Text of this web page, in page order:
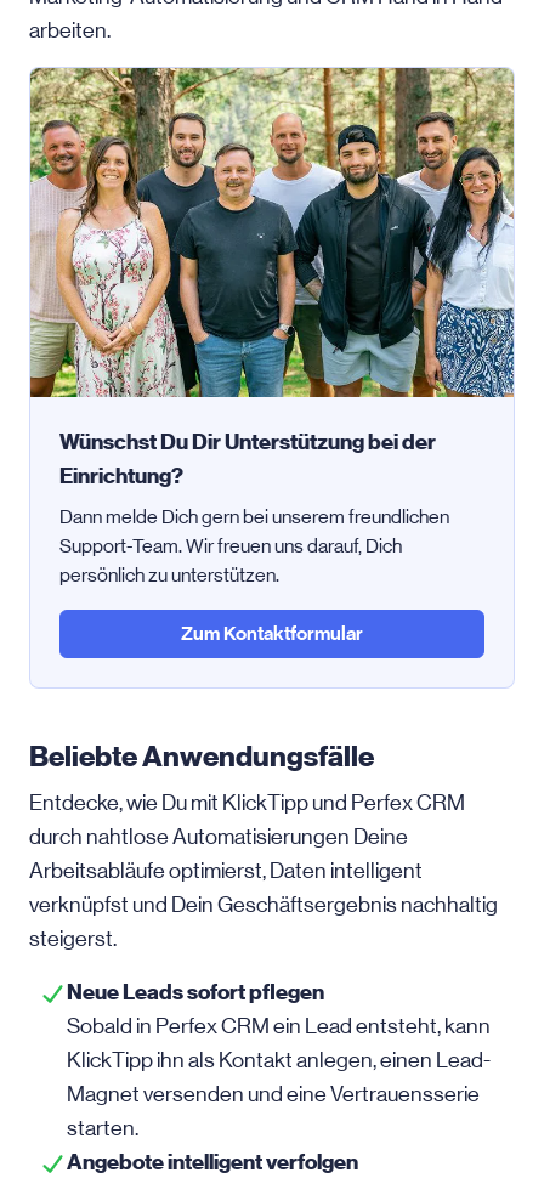
arbeiten.
Wünschst Du Dir Unterstützung bei der
Einrichtung?
Dann melde Dich gern bei unserem freundlichen
Support-Team. Wir freuen uns darauf, Dich
persönlich zu unterstützen.
Zum Kontaktformular
Beliebte Anwendungsfälle
Entdecke, wie Du mit KlickTipp und Perfex CRM
durch nahtlose Automatisierungen Deine
Arbeitsabläufe optimierst, Daten intelligent
verknüpfst und Dein Geschäftsergebnis nachhaltig
steigerst.
Neue Leads sofort pflegen
Sobald in Perfex CRM ein Lead entsteht, kann
KlickTipp ihn als Kontakt anlegen, einen Lead-
Magnet versenden und eine Vertrauens­serie
starten.
Angebote intelligent verfolgen